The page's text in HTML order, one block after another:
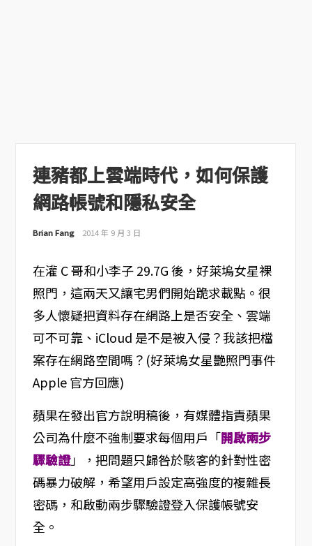
連豬都上雲端時代，如何保護
網路帳號和隱私安全
Brian Fang 2014 年 9 月 3 日
在灌 C 哥和小李子 29.7G 後，好萊塢女星裸
照門，這兩天又讓宅男們開始跪求載點。很
多人懷疑把資料存在網路上是否安全、雲端
可不可靠、iCloud 是不是被入侵？我該把檔
案存在網路空間嗎？(好萊塢女星艷照門事件
Apple 官方回應)
蘋果在發出官方說明稿後，有媒體指責蘋果
公司為什麼不強制要求每個用戶「開啟兩步
驟驗證」，把問題只歸咎於駭客的針對性密
碼暴力破解，希望用戶設定高強度的複雜長
密碼，和啟動兩步驟驗證登入保護帳號安
全。